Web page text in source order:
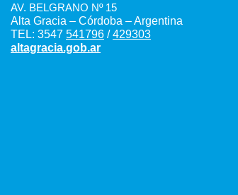
AV. BELGRANO Nº 15
Alta Gracia – Córdoba – Argentina
TEL: 3547 541796 /429303
altagracia.gob.ar